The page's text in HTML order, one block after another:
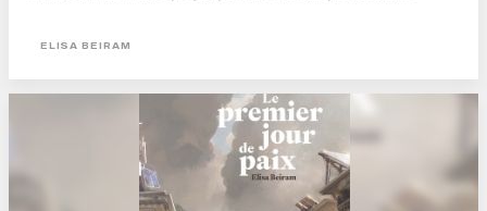
retrouvent, en effet, à la fois éparpillés et unis pour leur survie et la
ELISA BEIRAM